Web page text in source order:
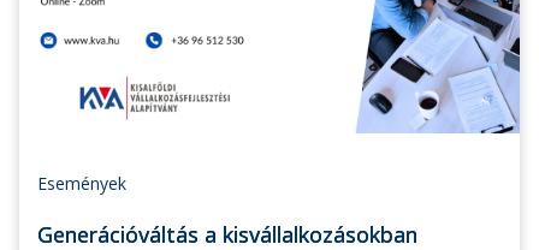
Események
Generációváltás a kisvállalkozásokban